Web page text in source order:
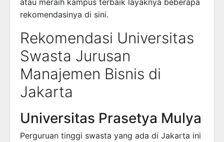
rekomendasinya di sini.
Rekomendasi Universitas
Swasta Jurusan
Manajemen Bisnis di
Jakarta
Universitas Prasetya Mulya
Perguruan tinggi swasta yang ada di Jakarta ini